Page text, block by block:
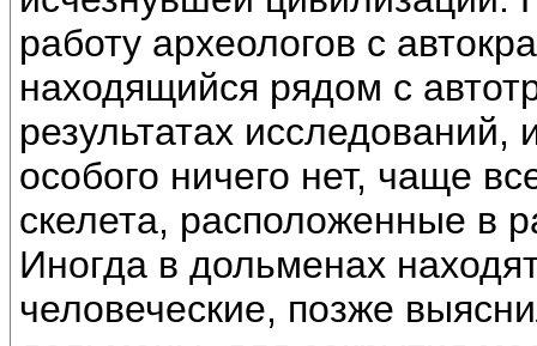
работу археологов с
находящийся рядом с
результатах
особого ничего нет, чаще
скелета, расположенные в
Иногда в дольменах
человеческие, позже